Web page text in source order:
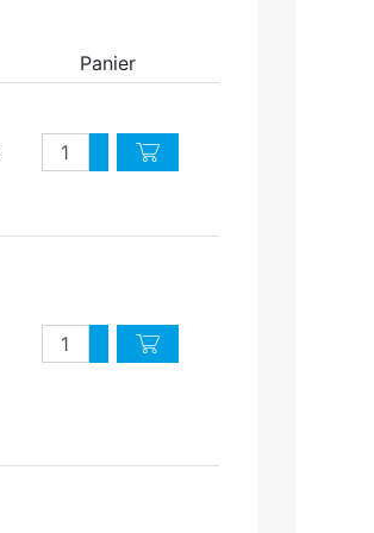
Panier
QuantitéAugmenter quantité
Diminuer quantité
QuantitéAugmenter quantité
Diminuer quantité